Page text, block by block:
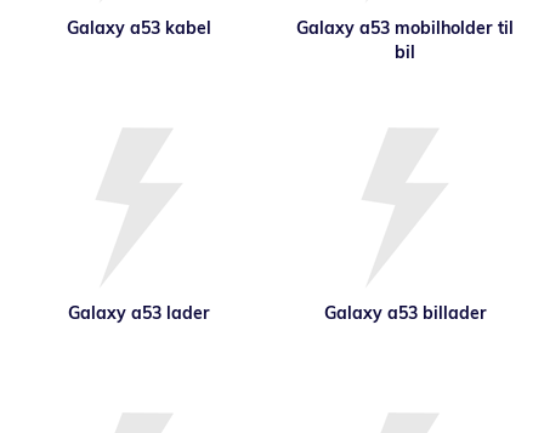
Galaxy a53 kabel
Galaxy a53 mobilholder til
bil
Galaxy a53 lader Galaxy a53 billader